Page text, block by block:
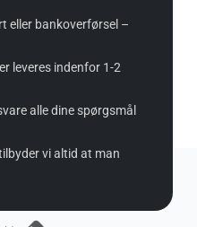
eller bankoverførsel –
leveres indenfor 1-2
alle dine spørgsmål
vi altid at man